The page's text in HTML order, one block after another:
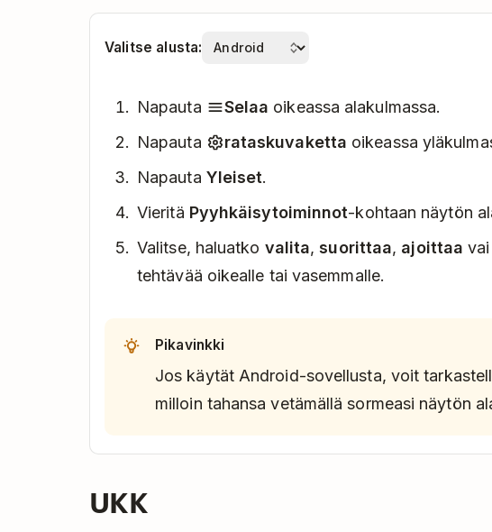
Valitse alusta:
Napauta Selaa oikeassa alakulmassa.
Napauta
rataskuvaketta oikeassa
Napauta Yleiset.
Vieritä Pyyhkäisytoiminnot-kohtaan näytön
Valitse, haluatko valita,suorittaa, ajoittaa vai
tehtävää oikealle tai vasemmalle.
Pikavinkki
Jos käytät Android-sovellusta, voit
milloin tahansa vetämällä sormeasi näytön
UKK